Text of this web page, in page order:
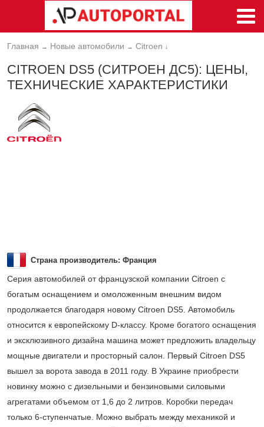
Главная → Новые автомобили → Citroen ↓
CITROEN DS5 (СИТРОЕН ДС5): ЦЕНЫ,
ТЕХНИЧЕСКИЕ ХАРАКТЕРИСТИКИ
Страна производитель: Франция
Серия автомобилей от французской компании Citroen с
богатым оснащением и омоложенным внешним видом
продолжается благодаря новому Citroen DS5. Автомобиль
относится к европейскому D-классу. Кроме богатого оснащения
и эксклюзивного дизайна машина может предложить владельцу
мощные двигатели и просторный салон. Первый Citroen DS5
вышел за ворота завода в 2011 году. В Украине приобрести
новинку можно с дизельными и бензиновыми силовыми
агрегатами объемом от 1,6 до 2 литров. Коробки передач
только 6-ступенчатые. Можно выбрать между механикой и